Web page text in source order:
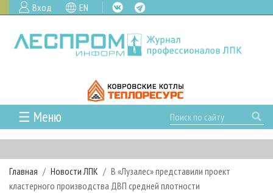
Вход EN
☰ Меню
ГЛАВНАЯ
РУБРИКИ И ТЕМЫ
РУБРИКИ ЖУРНАЛА
НОВОСТИ
Главная Новости ЛПК
В «Лузалес» представили проект
кластерного производства ДВП средней плотности